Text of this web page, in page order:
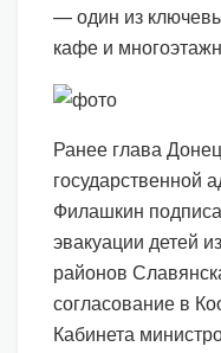
— один из
кафе и
Ранее глава
государственной
Филашкин
эвакуации детей
районов
согласование в
Кабинета